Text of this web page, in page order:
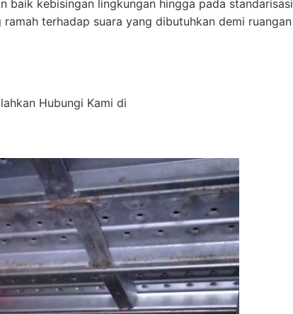
baik kebisingan lingkungan hingga pada standarisasi
terhadap suara yang dibutuhkan demi ruangan
Hubungi Kami di